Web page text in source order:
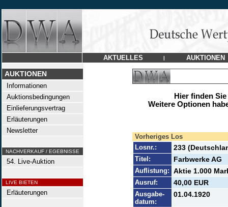
AKTUELLES | AUKTIONEN
AUKTIONEN
Informationen
Auktionsbedingungen
Einlieferungsvertrag
Erläuterungen
Newsletter
NACHVERKAUF / EGEBNISSE
54. Live-Auktion
LIVE BIETEN
Erläuterungen
Hier finden
Weitere Optionen
Vorheriges Los
Losnr.:
233
Titel: Farbwerke AG
Auflistung: Aktie 1.000
Ausruf: 40,00 EUR
Ausgabe-
datum:
01.04.1920